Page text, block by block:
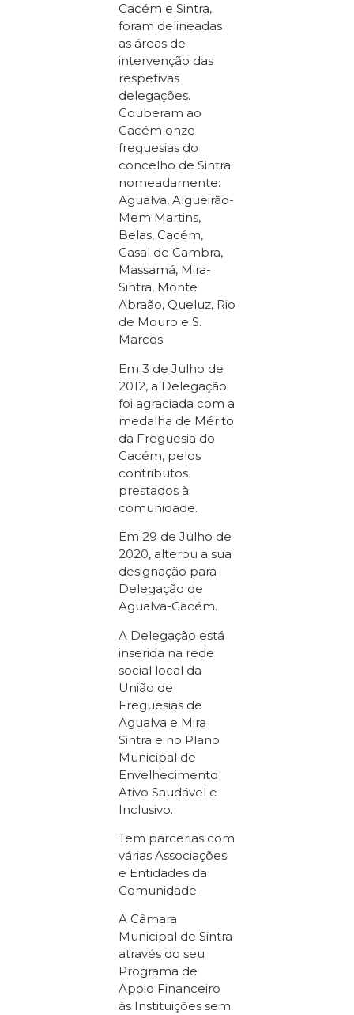
Cacém e Sintra,
foram delineadas
as áreas de
intervenção das
respetivas
delegações.
Couberam ao
Cacém onze
freguesias do
concelho de Sintra
nomeadamente:
Agualva, Algueirão-
Mem Martins,
Belas, Cacém,
Casal de Cambra,
Massamá, Mira-
Sintra, Monte
Abraão, Queluz, Rio
de Mouro e S.
Marcos.
Em 3 de Julho de
2012, a Delegação
foi agraciada com a
medalha de Mérito
da Freguesia do
Cacém, pelos
contributos
prestados à
comunidade.
Em 29 de Julho de
2020, alterou a sua
designação para
Delegação de
Agualva-Cacém.
A Delegação está
inserida na rede
social local da
União de
Freguesias de
Agualva e Mira
Sintra e no Plano
Municipal de
Envelhecimento
Ativo Saudável e
Inclusivo.
Tem parcerias com
várias Associações
e Entidades da
Comunidade.
A Câmara
Municipal de Sintra
através do seu
Programa de
Apoio Financeiro
às Instituições sem